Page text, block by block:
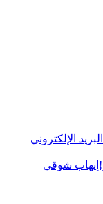
الإلكتروني
شوقي